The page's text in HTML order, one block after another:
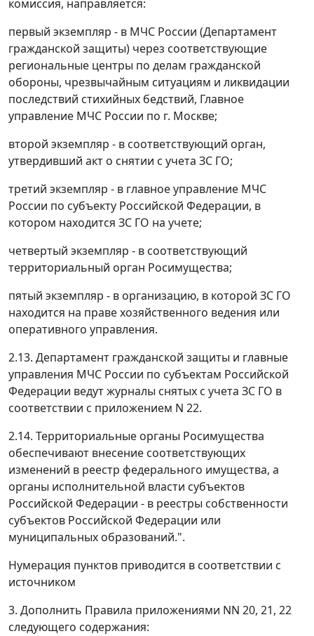
комиссия, направляется:
первый экземпляр - в МЧС России (Департамент
гражданской защиты) через соответствующие
региональные центры по делам гражданской
обороны, чрезвычайным ситуациям и ликвидации
последствий стихийных бедствий, Главное
управление МЧС России по г. Москве;
второй экземпляр - в соответствующий орган,
утвердивший акт о снятии с учета ЗС ГО;
третий экземпляр - в главное управление МЧС
России по субъекту Российской Федерации, в
котором находится ЗС ГО на учете;
четвертый экземпляр - в соответствующий
территориальный орган Росимущества;
пятый экземпляр - в организацию, в которой ЗС ГО
находится на праве хозяйственного ведения или
оперативного управления.
2.13. Департамент гражданской защиты и главные
управления МЧС России по субъектам Российской
Федерации ведут журналы снятых с учета ЗС ГО в
соответствии с приложением N 22.
2.14. Территориальные органы Росимущества
обеспечивают внесение соответствующих
изменений в реестр федерального имущества, а
органы исполнительной власти субъектов
Российской Федерации - в реестры собственности
субъектов Российской Федерации или
муниципальных образований.".
Нумерация пунктов приводится в соответствии с
источником
3. Дополнить Правила приложениями NN 20, 21, 22
следующего содержания: